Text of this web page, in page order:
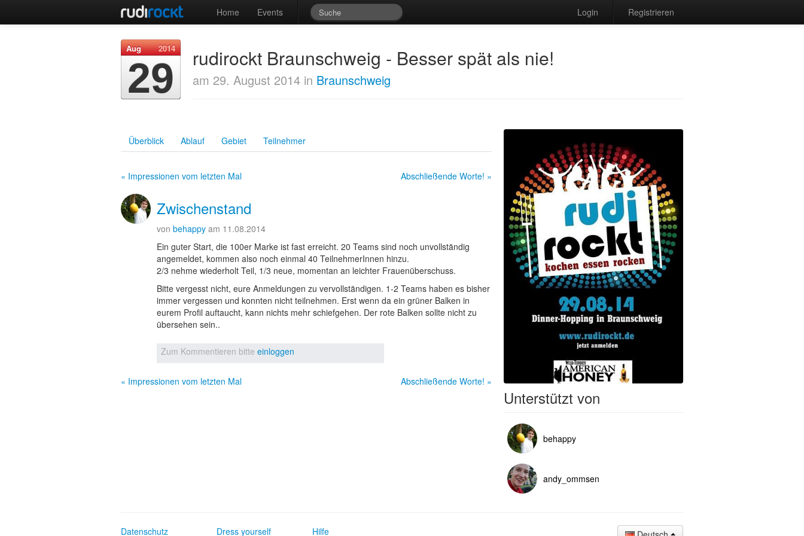
Home Events Login Registrieren
2014
Aug
29 rudirockt Braunschweig - Besser spät als nie!
am 29. August 2014 in Braunschweig
Überblick Ablauf Gebiet Teilnehmer
« Impressionen vom letzten Mal Abschließende Worte! »
Zwischenstand
von behappy am 11.08.2014
Ein guter Start, die 100er Marke ist fast erreicht. 20 Teams sind noch unvollständig
angemeldet, kommen also noch einmal 40 TeilnehmerInnen hinzu.
2/3 nehme wiederholt Teil, 1/3 neue, momentan an leichter Frauenüberschuss.
Bitte vergesst nicht, eure Anmeldungen zu vervollständigen. 1-2 Teams haben es bisher
immer vergessen und konnten nicht teilnehmen. Erst wenn da ein grüner Balken in
eurem Profil auftaucht, kann nichts mehr schiefgehen. Der rote Balken sollte nicht zu
übersehen sein..
Zum Kommentieren bitte einloggen
« Impressionen vom letzten Mal Abschließende Worte! »
Unterstützt von
behappy
andy_ommsen
Datenschutz Dress yourself Hilfe